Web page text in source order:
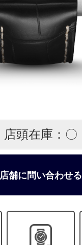
店頭在庫：〇
店舗に問い合わせる